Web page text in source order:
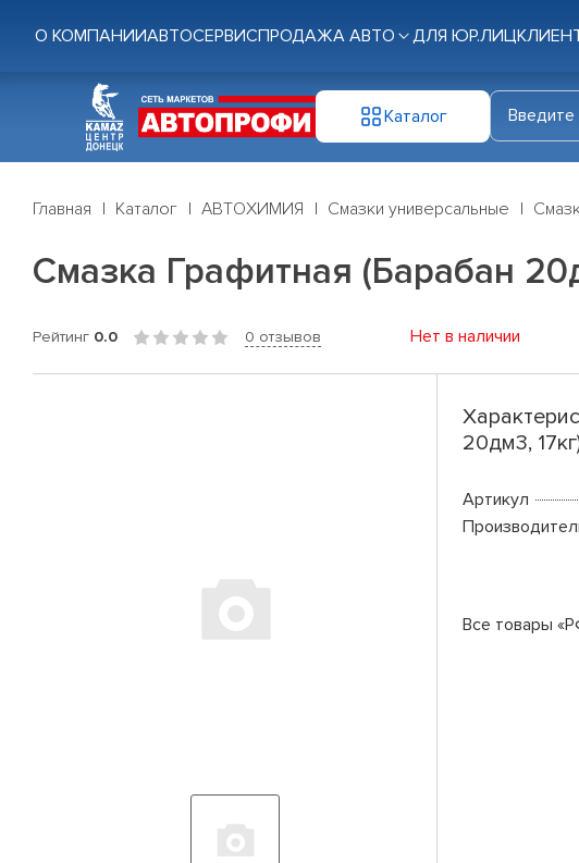
О КОМПАНИИАВТОСЕРВИСПРОДАЖА АВТО ДЛЯ ЮР.ЛИЦ
Каталог
Главная Каталог АВТОХИМИЯ Смазки универсальные
Смазка Графитная (Барабан
Рейтинг 0.0 0 отзывов Нет в наличии
20дм3,
Артикул
Все товары